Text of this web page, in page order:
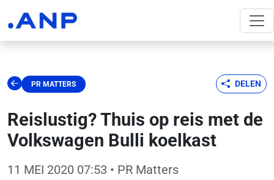
PR MATTERS DELEN
Reislustig? Thuis op reis met de
Volkswagen Bulli koelkast
11 MEI 2020 07:53 • PR Matters